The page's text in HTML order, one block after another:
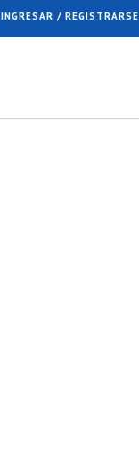
INGRESAR / REGISTRARSE